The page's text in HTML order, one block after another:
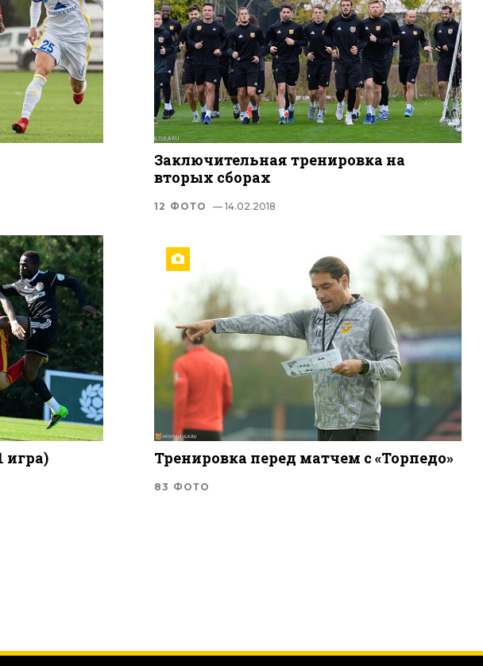
Заключительная тренировка на
вторых сборах
12 ФОТО — 14.02.2018
игра) Тренировка перед матчем с «Торпедо»
83 ФОТО